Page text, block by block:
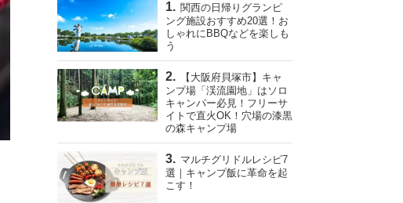
関西の日帰りグランピ
ング施設おすすめ20選！お
しゃれにBBQなどを楽しも
う
【大阪府貝塚市】キャ
ンプ場「渓流園地」はソロ
キャンパー必見！フリーサ
イトで直火OK！穴場の漆黒
の森キャンプ場
マルチグリドルレシピ7
選｜キャンプ飯に革命を起
こす！